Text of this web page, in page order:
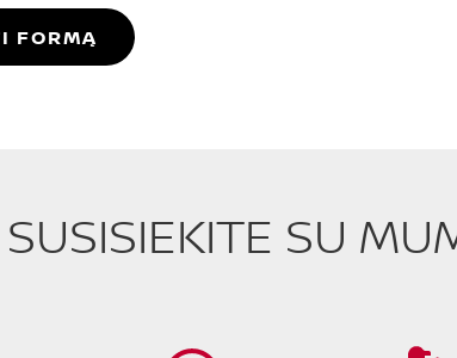
FORMĄ
SUSISIEKITE SU